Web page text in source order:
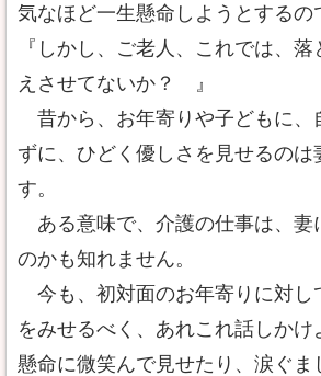
気なほど一生懸命しようとするの
『しかし、ご老人、これでは、
えさせてないか？ 』
昔から、お年寄りや子どもに、
ずに、ひどく優しさを見せるのは
す。
ある意味で、介護の仕事は、妻
のかも知れません。
今も、初対面のお年寄りに対し
をみせるべく、あれこれ話しかけ
懸命に微笑んで見せたり、涙ぐま